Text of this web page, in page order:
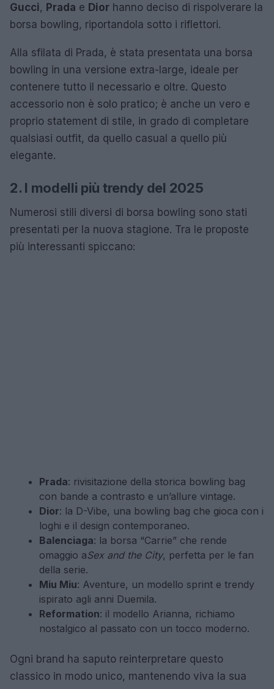
Gucci, Prada e Dior hanno deciso di rispolverare la
borsa bowling, riportandola sotto i riflettori.
Alla sfilata di Prada, è stata presentata una borsa
bowling in una versione extra-large, ideale per
contenere tutto il necessario e oltre. Questo
accessorio non è solo pratico; è anche un vero e
proprio statement di stile, in grado di completare
qualsiasi outfit, da quello casual a quello più
elegante.
2. I modelli più trendy del 2025
Numerosi stili diversi di borsa bowling sono stati
presentati per la nuova stagione. Tra le proposte
più interessanti spiccano:
Prada: rivisitazione della storica bowling bag
con bande a contrasto e un’allure vintage.
Dior: la D-Vibe, una bowling bag che gioca con i
loghi e il design contemporaneo.
Balenciaga: la borsa “Carrie” che rende
omaggio aSex and the City, perfetta per le fan
della serie.
Miu Miu: Aventure, un modello sprint e trendy
ispirato agli anni Duemila.
Reformation: il modello Arianna, richiamo
nostalgico al passato con un tocco moderno.
Ogni brand ha saputo reinterpretare questo
classico in modo unico, mantenendo viva la sua